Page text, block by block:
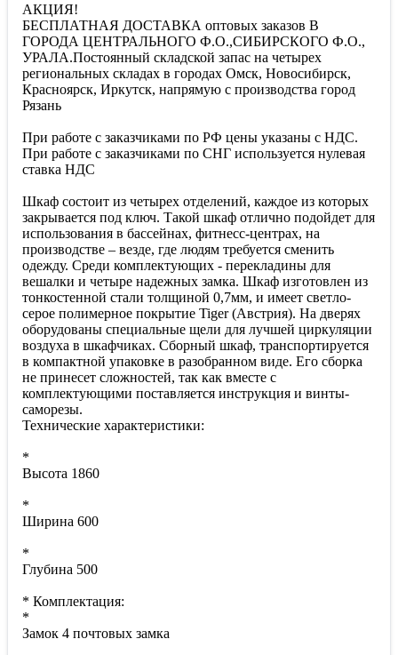
АКЦИЯ!
БЕСПЛАТНАЯ ДОСТАВКА оптовых заказов В
ГОРОДА ЦЕНТРАЛЬНОГО Ф.О.,СИБИРСКОГО Ф.О.,
УРАЛА.Постоянный складской запас на четырех
региональных складах в городах Омск, Новосибирск,
Красноярск, Иркутск, напрямую с производства город
Рязань
При работе с заказчиками по РФ цены указаны с НДС.
При работе с заказчиками по СНГ используется нулевая
ставка НДС
Шкаф состоит из четырех отделений, каждое из которых
закрывается под ключ. Такой шкаф отлично подойдет для
использования в бассейнах, фитнесс-центрах, на
производстве – везде, где людям требуется сменить
одежду. Среди комплектующих - перекладины для
вешалки и четыре надежных замка. Шкаф изготовлен из
тонкостенной стали толщиной 0,7мм, и имеет светло-
серое полимерное покрытие Tiger (Австрия). На дверях
оборудованы специальные щели для лучшей циркуляции
воздуха в шкафчиках. Сборный шкаф, транспортируется
в компактной упаковке в разобранном виде. Его сборка
не принесет сложностей, так как вместе с
комплектующими поставляется инструкция и винты-
саморезы.
Технические характеристики:
*
Высота 1860
*
Ширина 600
*
Глубина 500
* Комплектация:
*
Замок 4 почтовых замка